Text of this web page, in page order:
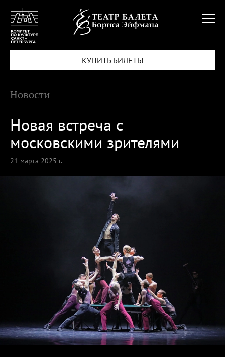
КУПИТЬ БИЛЕТЫ
Новости
Новая встреча с
московскими зрителями
21 марта 2025 г.